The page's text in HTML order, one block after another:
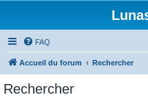
FAQ
Accueil du forum Rechercher
Rechercher